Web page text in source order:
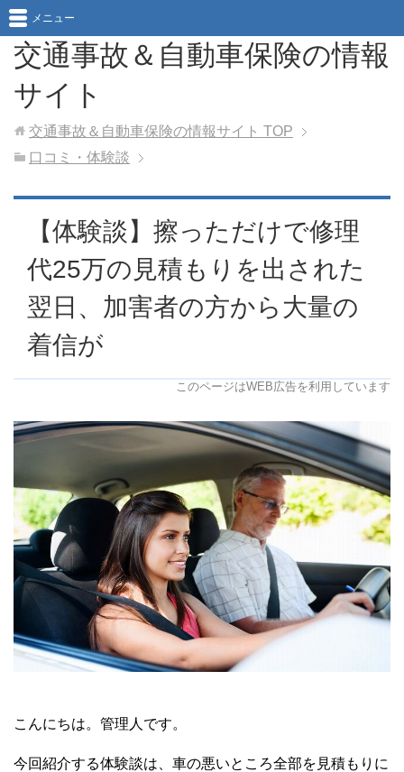
交通事故＆自動車保険の情報
サイト
メニュー
交通事故＆自動車保険の情報サイト TOP
口コミ・体験談
【体験談】擦っただけで修理
代25万の見積もりを出された
翌日、加害者の方から大量の
着信が
このページはWEB広告を利用しています
こんにちは。管理人です。
今回紹介する体験談は、車の悪いところ全部を見積もりに